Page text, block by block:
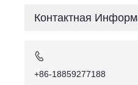
Контактная

+86-18859277188